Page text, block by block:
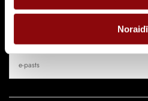
Seko jaunumiem
Pieraksties, lai uzzinātu par jaunākajiem